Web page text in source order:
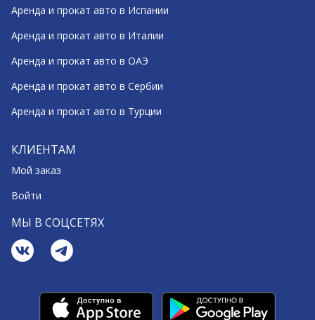
Аренда и прокат авто в Испании
Аренда и прокат авто в Италии
Аренда и прокат авто в ОАЭ
Аренда и прокат авто в Сербии
Аренда и прокат авто в Турции
КЛИЕНТАМ
Мой заказ
Войти
МЫ В СОЦСЕТЯХ